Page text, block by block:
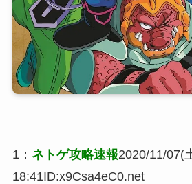
1 ： ネトゲ攻略速報2020/11/07(
18:41ID:x9Csa4eC0.net